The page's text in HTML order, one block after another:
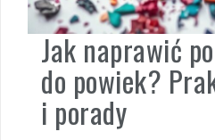
Jak naprawić
do powiek?
i porady